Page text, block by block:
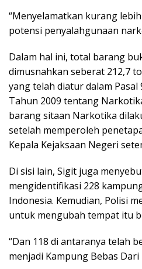
“Menyelamatkan kurang
potensi penyalahgunaan
Dalam hal ini, total barang
dimusnahkan seberat 212,7
yang telah diatur dalam Pasal
Tahun 2009 tentang
barang sitaan Narkotika
setelah memperoleh
Kepala Kejaksaan Negeri
Di sisi lain, Sigit juga
mengidentifikasi 228
Indonesia. Kemudian, Polisi
untuk mengubah tempat itu
“Dan 118 di antaranya telah
menjadi Kampung Bebas